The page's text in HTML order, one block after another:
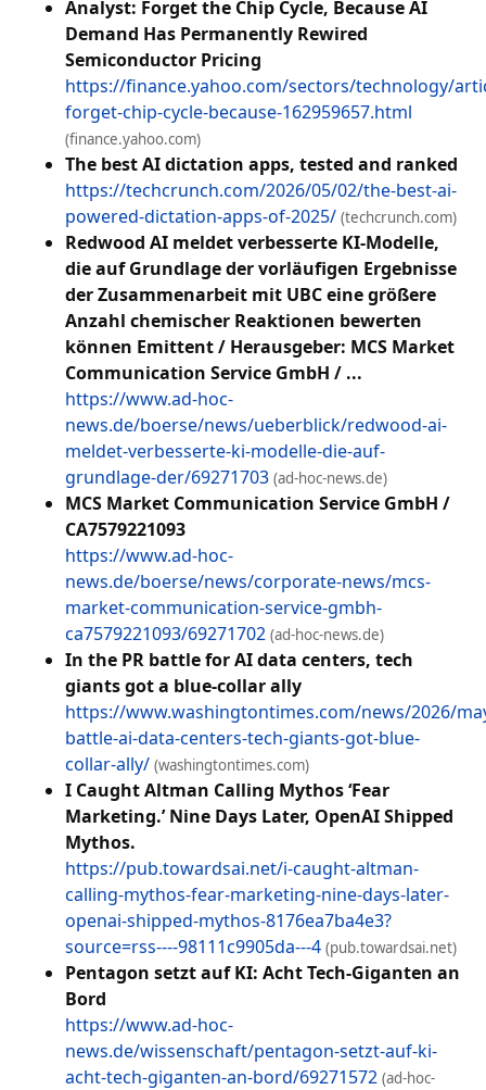
Analyst: Forget the Chip Cycle, Because AI
Demand Has Permanently Rewired
Semiconductor Pricing
https://finance.yahoo.com/sectors/technology/
forget-chip-cycle-because-162959657.html
(finance.yahoo.com)
The best AI dictation apps, tested and ranked
https://techcrunch.com/2026/05/02/the-best-ai-
powered-dictation-apps-of-2025/ (techcrunch.com)
Redwood AI meldet verbesserte KI-Modelle,
die auf Grundlage der vorläufigen Ergebnisse
der Zusammenarbeit mit UBC eine größere
Anzahl chemischer Reaktionen bewerten
können Emittent / Herausgeber: MCS Market
Communication Service GmbH / ...
https://www.ad-hoc-
news.de/boerse/news/ueberblick/redwood-ai-
meldet-verbesserte-ki-modelle-die-auf-
grundlage-der/69271703 (ad-hoc-news.de)
MCS Market Communication Service GmbH /
CA7579221093
https://www.ad-hoc-
news.de/boerse/news/corporate-news/mcs-
market-communication-service-gmbh-
ca7579221093/69271702 (ad-hoc-news.de)
In the PR battle for AI data centers, tech
giants got a blue-collar ally
https://www.washingtontimes.com/news/2026/
battle-ai-data-centers-tech-giants-got-blue-
collar-ally/ (washingtontimes.com)
I Caught Altman Calling Mythos ‘Fear
Marketing.’ Nine Days Later, OpenAI Shipped
Mythos.
https://pub.towardsai.net/i-caught-altman-
calling-mythos-fear-marketing-nine-days-later-
openai-shipped-mythos-8176ea7ba4e3?
source=rss----98111c9905da---4 (pub.towardsai.net)
Pentagon setzt auf KI: Acht Tech-Giganten an
Bord
https://www.ad-hoc-
news.de/wissenschaft/pentagon-setzt-auf-ki-
acht-tech-giganten-an-bord/69271572 (ad-hoc-